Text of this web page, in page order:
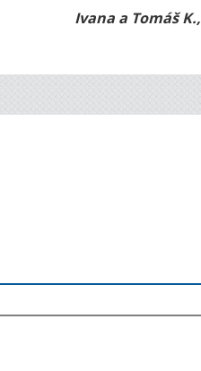
Ivana a Tomáš